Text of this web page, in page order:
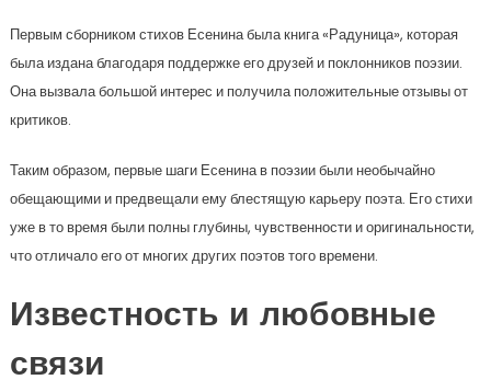
Первым сборником стихов Есенина была книга «Радуница», которая
была издана благодаря поддержке его друзей и поклонников поэзии.
Она вызвала большой интерес и получила положительные отзывы от
критиков.
Таким образом, первые шаги Есенина в поэзии были необычайно
обещающими и предвещали ему блестящую карьеру поэта. Его стихи
уже в то время были полны глубины, чувственности и оригинальности,
что отличало его от многих других поэтов того времени.
Известность и любовные
связи